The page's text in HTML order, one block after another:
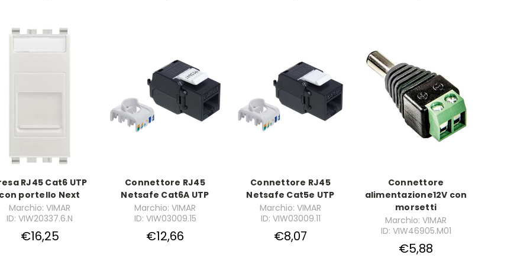
RJ45 Cat6 UTP
portello Next
Marchio: VIMAR
ID: VIW20337.6.N
€16,25
Connettore RJ45
Netsafe Cat6A UTP
Marchio: VIMAR
ID: VIW03009.15
€12,66
Connettore RJ45
Netsafe Cat5e UTP
Marchio: VIMAR
ID: VIW03009.11
€8,07
Connettore
alimentazione12V con
morsetti
Marchio: VIMAR
ID: VIW46905.M01
€5,88